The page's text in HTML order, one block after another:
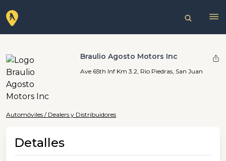
Braulio Agosto Motors Inc
Ave 65th Inf Km 3.2, Rio Piedras, San Juan
Automóviles / Dealers y Distribuidores
Detalles